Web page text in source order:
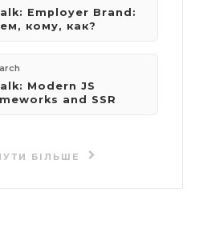
Employer Brand:
кому, как?
Modern JS
and SSR
БІЛЬШЕ